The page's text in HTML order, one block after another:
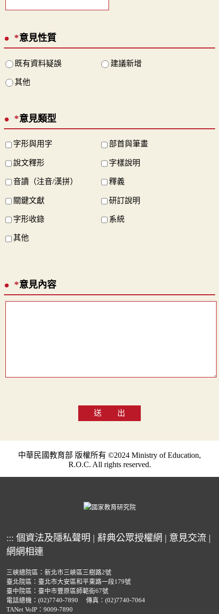
*意見性質
既有資料疑誤 建議新增
其他
*意見類型
字形與用字 部首與筆畫
說文釋形 字樣說明
音讀（注音/漢拼） 釋義
關鍵文獻 研訂說明
字形收錄 系統
其他
*意見內容
送 出
中華民國教育部 版權所有 ©2024 Ministry of Education,
R.O.C. All rights reserved.
::: 個資法及隱私聲明 | 辭典公眾授權網 | 意見交流 |
網網相連
三峽總院區：新北市三峽區三樹路2號
臺北院區：臺北市大安區和平東路一段179號
臺中院區：臺中市豐原區師範街67號
電話總機： (02)7740-7890
傳真：(02)7740-7064
TANet VoIP：9009-7890